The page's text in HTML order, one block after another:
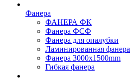
Фанера
ФАНЕРА ФК
Фанера ФСФ
Фанера для опалубки
Ламинированная фанера
Фанера 3000х1500mm
Гибкая фанера